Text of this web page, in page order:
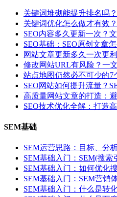
关键词堆砌能提升排名吗
关键词优化怎么做才有效
SEO内容多久更新一次？
SEO基础：SEO原创文章
网站文章更新多久一次更
修改网站URL有风险？一
站点地图仍然必不可少的7
SEO网站如何提升流量？
高质量网站文章的打造：
SEO技术优化全解：打造
SEM基础
SEM运营思路：目标、分
SEM基础入门：SEM(搜索
SEM基础入门：如何优化
SEM基础入门：SEM营销
SEM基础入门：什么是转